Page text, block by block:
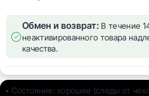
Обмен и возврат: В течение
неактивированного товара
качества.
• Состояние: хорошее (следы от